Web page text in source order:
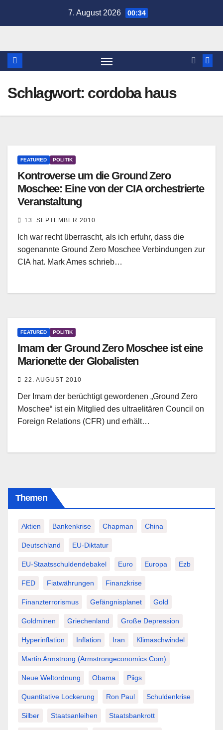
7. August 2026 00:34
Schlagwort: cordoba haus
FEATURED POLITIK
Kontroverse um die Ground Zero
Moschee: Eine von der CIA orchestrierte
Veranstaltung
13. SEPTEMBER 2010
Ich war recht überrascht, als ich erfuhr, dass die
sogenannte Ground Zero Moschee Verbindungen zur
CIA hat. Mark Ames schrieb…
FEATURED POLITIK
Imam der Ground Zero Moschee ist eine
Marionette der Globalisten
22. AUGUST 2010
Der Imam der berüchtigt gewordenen „Ground Zero
Moschee“ ist ein Mitglied des ultraelitären Council on
Foreign Relations (CFR) und erhält…
Themen
Aktien Bankenkrise Chapman China
Deutschland EU-Diktatur
EU-Staatsschuldendebakel Euro Europa Ezb
FED Fiatwährungen Finanzkrise
Finanzterrorismus Gefängnisplanet Gold
Goldminen Griechenland Große Depression
Hyperinflation Inflation Iran Klimaschwindel
Martin Armstrong (Armstrongeconomics.com)
Neue Weltordnung Obama Piigs
Quantitative Lockerung Ron Paul Schuldenkrise
Silber Staatsanleihen Staatsbankrott